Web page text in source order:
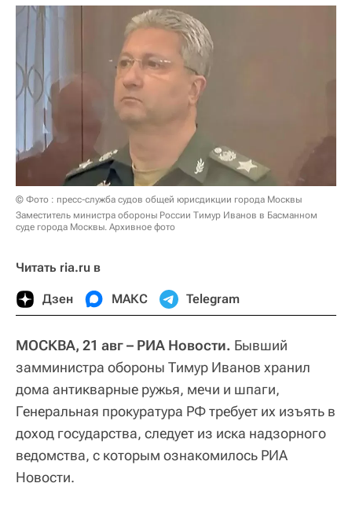
© Фото : пресс-служба судов общей юрисдикции города Москвы
Заместитель министра обороны России Тимур Иванов в Басманном
суде города Москвы. Архивное фото
Читать ria.ru в
Дзен МАКС Telegram
МОСКВА, 21 авг – РИА Новости. Бывший
замминистра обороны Тимур Иванов хранил
дома антикварные ружья, мечи и шпаги,
Генеральная прокуратура РФ требует их изъять в
доход государства, следует из иска надзорного
ведомства, с которым ознакомилось РИА
Новости.